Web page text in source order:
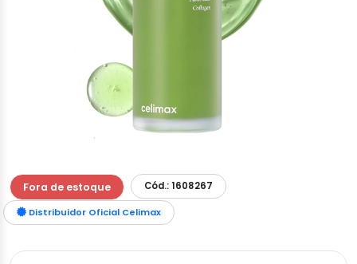
Fora de estoque Cód.: 1608267
Distribuidor Oficial Celimax